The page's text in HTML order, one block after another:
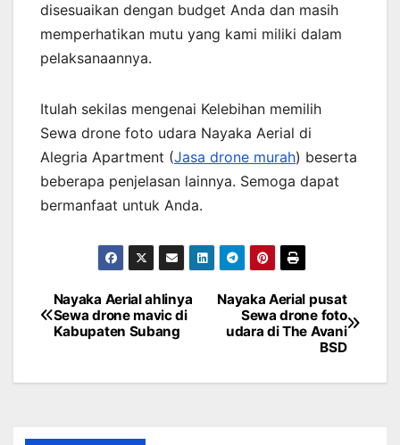
disesuaikan dengan budget Anda dan masih
memperhatikan mutu yang kami miliki dalam
pelaksanaannya.
Itulah sekilas mengenai Kelebihan memilih
Sewa drone foto udara Nayaka Aerial di
Alegria Apartment (Jasa drone murah) beserta
beberapa penjelasan lainnya. Semoga dapat
bermanfaat untuk Anda.
Post
navigation
Nayaka Aerial pusat
Sewa drone foto
udara di The Avani
BSD
Nayaka Aerial ahlinya
Sewa drone mavic di
Kabupaten Subang